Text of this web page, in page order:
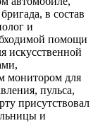
в состав
и
помощи
искусственной
монитором для
пульса,
присутствовал
и